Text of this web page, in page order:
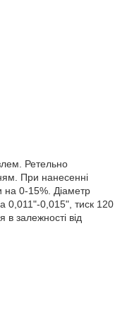
Ретельно
При нанесенні
0-15%. Діаметр
0,011"-0,015", тиск 120
залежності від